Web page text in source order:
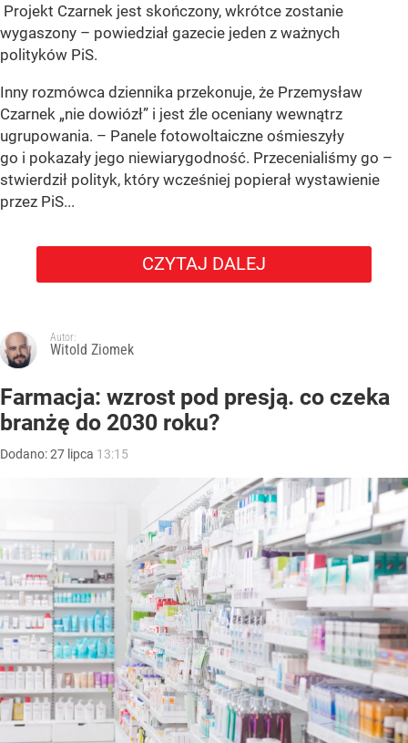
Projekt Czarnek jest skończony, wkrótce zostanie
wygaszony – powiedział gazecie jeden z ważnych
polityków PiS.
Inny rozmówca dziennika przekonuje, że Przemysław
Czarnek „nie dowiózł” i jest źle oceniany wewnątrz
ugrupowania. – Panele fotowoltaiczne ośmieszyły
go i pokazały jego niewiarygodność. Przecenialiśmy go –
stwierdził polityk, który wcześniej popierał wystawienie
przez PiS...
CZYTAJ DALEJ
Autor:
Witold Ziomek
Farmacja: wzrost pod presją. co czeka
branżę do 2030 roku?
Dodano:27 lipca 13:15